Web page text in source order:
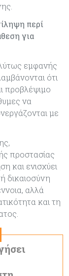
περί
για
εμφανής
ότι
προβλέψιμο
να
με
προστασίας
και ενισχύει
δικαιοσύνη
αλλά
και τη